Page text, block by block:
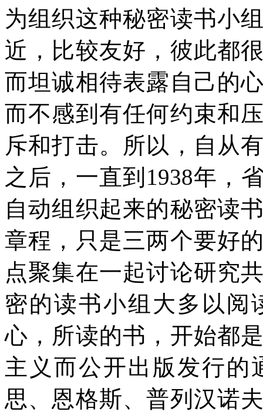
为组织这种秘密读书小
近，比较友好，彼此都
而坦诚相待表露自己的
而不感到有任何约束和
斥和打击。所以，自从
之后，一直到 1938年，
自动组织起来的秘密读
章程，只是三两个要好
点聚集在一起讨论研究
密的读书小组大多以阅
心，所读的书，开始都
主义而公开出版发行的
思、恩格斯、普列汉诺